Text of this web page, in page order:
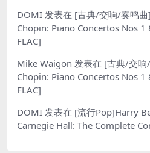
DOMI 发表在 [古典/交响/奏鸣
Chopin: Piano Concertos Nos
FLAC]
Mike Waigon 发表在 [古典/交响
Chopin: Piano Concertos Nos
FLAC]
DOMI 发表在 [流行Pop]Harry
Carnegie Hall: The Complete